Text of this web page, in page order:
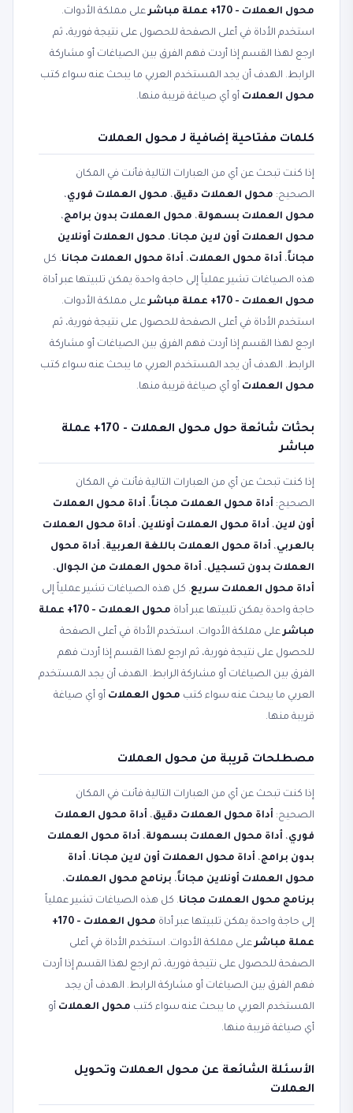
محول العملات - 170+ عملة مباشر
على مملكة الأدوات.
استخدم الأداة في أعلى الصفحة للحصول على نتيجة فورية، ثم
ارجع لهذا القسم إذا أردت فهم الفرق بين الصياغات أو مشاركة
الرابط. الهدف أن يجد المستخدم العربي ما يبحث عنه سواء كتب
محول العملات أو أي صياغة قريبة منها.
كلمات مفتاحية إضافية لـ محول العملات
إذا كنت تبحث عن أي من العبارات التالية فأنت في المكان
الصحيح: محول العملات دقيق، محول العملات فوري،
محول العملات بسهولة، محول العملات بدون برامج،
محول العملات أون لاين مجانا، محول العملات أونلاين
مجاناً، أداة محول العملات، أداة محول العملات مجانا. كل
هذه الصياغات تشير عملياً إلى حاجة واحدة يمكن تلبيتها عبر أداة
محول العملات - 170+ عملة مباشر
على مملكة الأدوات.
استخدم الأداة في أعلى الصفحة للحصول على نتيجة فورية، ثم
ارجع لهذا القسم إذا أردت فهم الفرق بين الصياغات أو مشاركة
الرابط. الهدف أن يجد المستخدم العربي ما يبحث عنه سواء كتب
محول العملات أو أي صياغة قريبة منها.
بحثات شائعة حول محول العملات - 170+ عملة
مباشر
إذا كنت تبحث عن أي من العبارات التالية فأنت في المكان
الصحيح: أداة محول العملات مجاناً، أداة محول العملات
أون لاين، أداة محول العملات أونلاين، أداة محول العملات
بالعربي، أداة محول العملات باللغة العربية، أداة محول
العملات بدون تسجيل، أداة محول العملات من الجوال،
أداة محول العملات سريع. كل هذه الصياغات تشير عملياً إلى
حاجة واحدة يمكن تلبيتها عبر أداة
محول العملات - 170+ عملة
مباشرعلى مملكة الأدوات. استخدم الأداة في أعلى الصفحة
للحصول على نتيجة فورية، ثم ارجع لهذا القسم إذا أردت فهم
الفرق بين الصياغات أو مشاركة الرابط. الهدف أن يجد المستخدم
العربي ما يبحث عنه سواء كتب محول العملات أو أي صياغة
قريبة منها.
مصطلحات قريبة من محول العملات
إذا كنت تبحث عن أي من العبارات التالية فأنت في المكان
الصحيح: أداة محول العملات دقيق، أداة محول العملات
فوري، أداة محول العملات بسهولة، أداة محول العملات
بدون برامج، أداة محول العملات أون لاين مجانا، أداة
محول العملات أونلاين مجاناً، برنامج محول العملات،
برنامج محول العملات مجانا. كل هذه الصياغات تشير عملياً
إلى حاجة واحدة يمكن تلبيتها عبر أداة
محول العملات - 170+
عملة مباشرعلى مملكة الأدوات. استخدم الأداة في أعلى
الصفحة للحصول على نتيجة فورية، ثم ارجع لهذا القسم إذا أردت
فهم الفرق بين الصياغات أو مشاركة الرابط. الهدف أن يجد
المستخدم العربي ما يبحث عنه سواء كتب محول العملات أو
أي صياغة قريبة منها.
الأسئلة الشائعة عن محول العملات وتحويل
العملات